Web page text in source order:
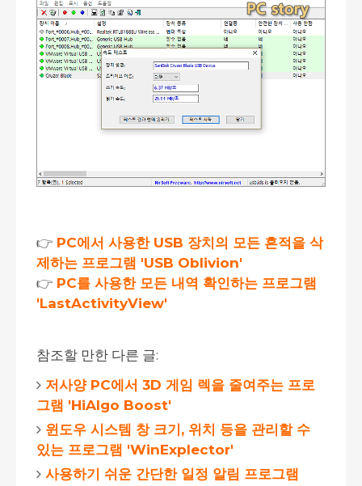
👉 PC에서 사용한 USB 장치의 모든 흔적을 삭
제하는 프로그램 'USB Oblivion'
👉 PC를 사용한 모든 내역 확인하는 프로그램
'LastActivityView'
참조할 만한 다른 글:
저사양 PC에서 3D 게임 렉을 줄여주는 프로
그램 'HiAlgo Boost'
윈도우 시스템 창 크기, 위치 등을 관리할 수
있는 프로그램 'WinExplector'
사용하기 쉬운 간단한 일정 알림 프로그램